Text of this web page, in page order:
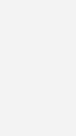
einverstanden, über
Abmeldung ist
finden Sie